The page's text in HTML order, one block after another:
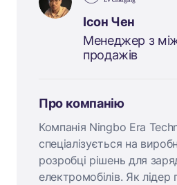
Ісон Чен
Менеджер з
продажів
Про компанію
Компанія Ningbo Era
спеціалізується на
розробці рішень для
електромобілів. Як лідер